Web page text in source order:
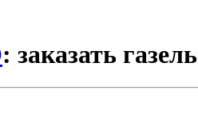
: заказать газель